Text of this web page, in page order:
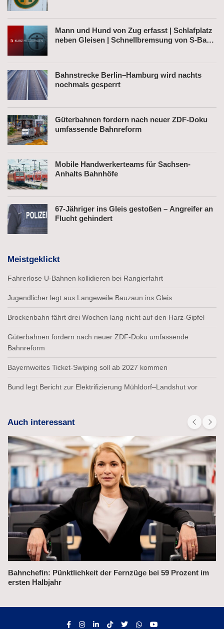
Mann und Hund von Zug erfasst | Schlafplatz
neben Gleisen | Schnellbremsung von S-Bahn
Bahnstrecke Berlin–Hamburg wird nachts
nochmals gesperrt
Güterbahnen fordern nach neuer ZDF-Doku
umfassende Bahnreform
Mobile Handwerkerteams für Sachsen-
Anhalts Bahnhöfe
67-Jähriger ins Gleis gestoßen – Angreifer an
Flucht gehindert
Meistgeklickt
Fahrerlose U-Bahnen kollidieren bei Rangierfahrt
Jugendlicher legt aus Langeweile Bauzaun ins Gleis
Brockenbahn fährt drei Wochen lang nicht auf den Harz-Gipfel
Güterbahnen fordern nach neuer ZDF-Doku umfassende
Bahnreform
Bayernweites Ticket-Swiping soll ab 2027 kommen
Bund legt Bericht zur Elektrifizierung Mühldorf–Landshut vor
Auch interessant
Alex fährt bis 2031 weiter auf der Strecke München–Prag